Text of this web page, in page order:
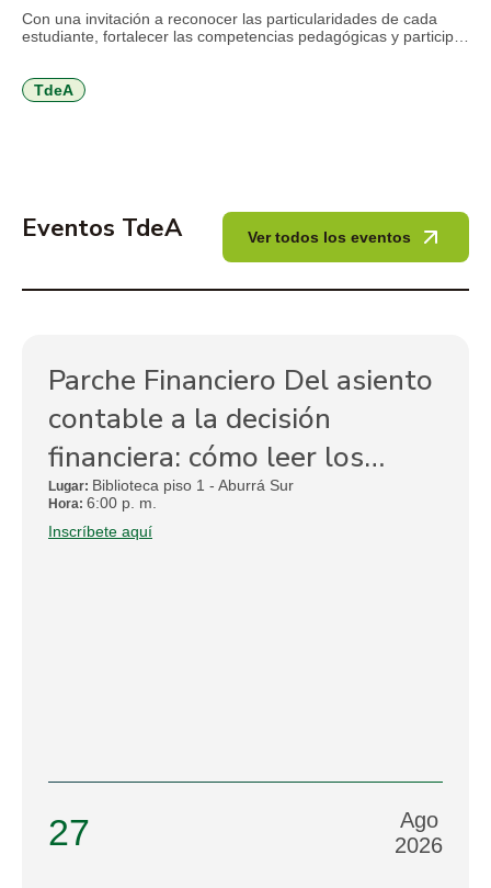
Con una invitación a reconocer las particularidades de cada
estudiante, fortalecer las competencias pedagógicas y participar
segundo semestre académico de 2026. El encuentro reunió a
docentes nuevos y antiguos alrededor de los principales retos
TdeA
Eventos TdeA Ver todos los eventos
Parche Financiero Del asiento
contable a la decisión
financiera: cómo leer los
estados financieros para crear
valor
Lugar: Biblioteca piso 1 - Aburrá Sur
Hora: 6:00 p. m.
Inscríbete aquí
27
Ago
2026